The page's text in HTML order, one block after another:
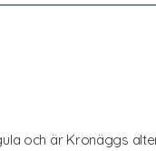
och är Kronäggs